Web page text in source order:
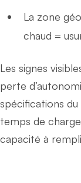
La zone
chaud =
Les signes
perte
spécifications
temps de
capacité à